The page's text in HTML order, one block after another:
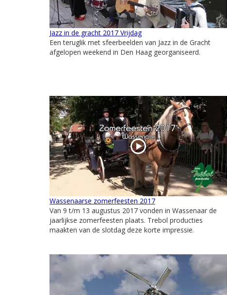
Jazz in de gracht 2017 Vrijdag
Een teruglik met sfeerbeelden van Jazz in de Gracht
afgelopen weekend in Den Haag georganiseerd.
Wassenaarse zomerfeesten 2017
Van 9 t/m 13 augustus 2017 vonden in Wassenaar de
jaarlijkse zomerfeesten plaats. Trebol producties
maakten van de slotdag deze korte impressie.